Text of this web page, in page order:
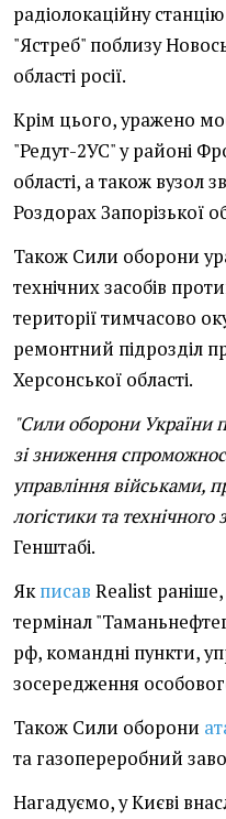
радіолокаційну
"Ястреб" поблизу
області росії.
Крім цього, уражено
"Редут-2УС" у районі
області, а також вузол
Роздорах Запорізької
Також Сили оборони
технічних засобів
території тимчасово
ремонтний підрозділ
Херсонської області.
"Сили оборони України
зі зниження
управління військами,
логістики та
Генштабі.
Якписав Realist
термінал
рф, командні пункти,
зосередження
Також Сили оборони
та газопереробний
Нагадуємо, у Києві